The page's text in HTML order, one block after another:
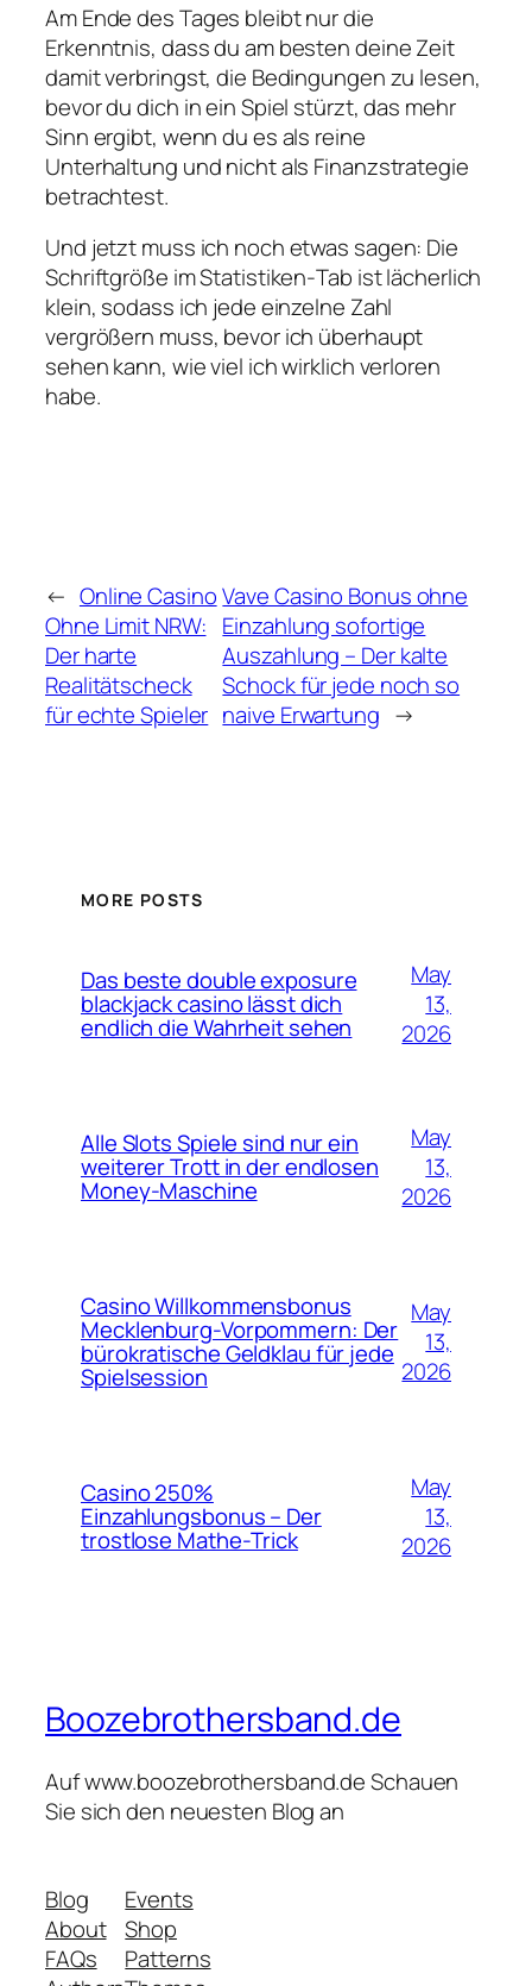
Am Ende des Tages bleibt nur die
Erkenntnis, dass du am besten deine Zeit
damit verbringst, die Bedingungen zu lesen,
bevor du dich in ein Spiel stürzt, das mehr
Sinn ergibt, wenn du es als reine
Unterhaltung und nicht als Finanzstrategie
betrachtest.
Und jetzt muss ich noch etwas sagen: Die
Schriftgröße im Statistiken‑Tab ist lächerlich
klein, sodass ich jede einzelne Zahl
vergrößern muss, bevor ich überhaupt
sehen kann, wie viel ich wirklich verloren
habe.
← Online Casino
Ohne Limit NRW:
Der harte
Realitätscheck
für echte Spieler
Vave Casino Bonus ohne
Einzahlung sofortige
Auszahlung – Der kalte
Schock für jede noch so
naive Erwartung →
MORE POSTS
Das beste double exposure
blackjack casino lässt dich
endlich die Wahrheit sehen
May
13,
2026
Alle Slots Spiele sind nur ein
weiterer Trott in der endlosen
Money‑Maschine
May
13,
2026
Casino Willkommensbonus
Mecklenburg-Vorpommern: Der
bürokratische Geldklau für jede
Spielsession
May
13,
2026
Casino 250%
Einzahlungsbonus – Der
trostlose Mathe‑Trick
May
13,
2026
Boozebrothersband.de
Auf www.boozebrothersband.de Schauen
Sie sich den neuesten Blog an
Blog
About
FAQs
Events
Shop
Patterns